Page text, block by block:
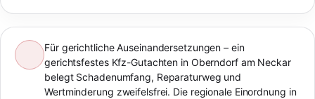
Für gerichtliche Auseinandersetzungen – ein
gerichtsfestes Kfz-Gutachten in Oberndorf am Neckar
belegt Schadenumfang, Reparaturweg und
Wertminderung zweifelsfrei. Die regionale Einordnung in